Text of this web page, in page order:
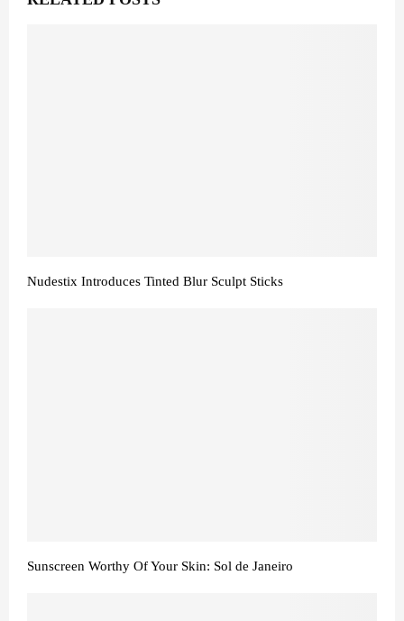
Nudestix Introduces Tinted Blur Sculpt Sticks
Sunscreen Worthy Of Your Skin: Sol de Janeiro